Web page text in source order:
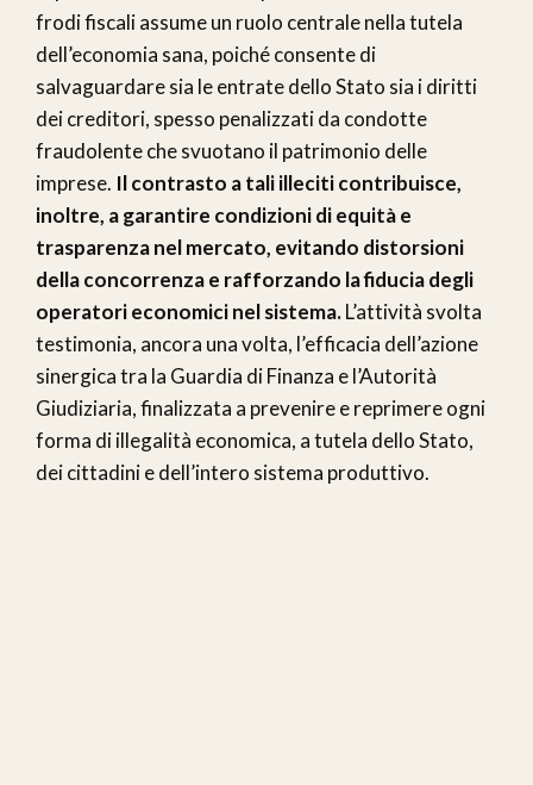
frodi fiscali assume un ruolo centrale nella tutela
dell’economia sana, poiché consente di
salvaguardare sia le entrate dello Stato sia i diritti
dei creditori, spesso penalizzati da condotte
fraudolente che svuotano il patrimonio delle
imprese. Il contrasto a tali illeciti contribuisce,
inoltre, a garantire condizioni di equità e
trasparenza nel mercato, evitando distorsioni
della concorrenza e rafforzando la fiducia degli
operatori economici nel sistema.L’attività svolta
testimonia, ancora una volta, l’efficacia dell’azione
sinergica tra la Guardia di Finanza e l’Autorità
Giudiziaria, finalizzata a prevenire e reprimere ogni
forma di illegalità economica, a tutela dello Stato,
dei cittadini e dell’intero sistema produttivo.